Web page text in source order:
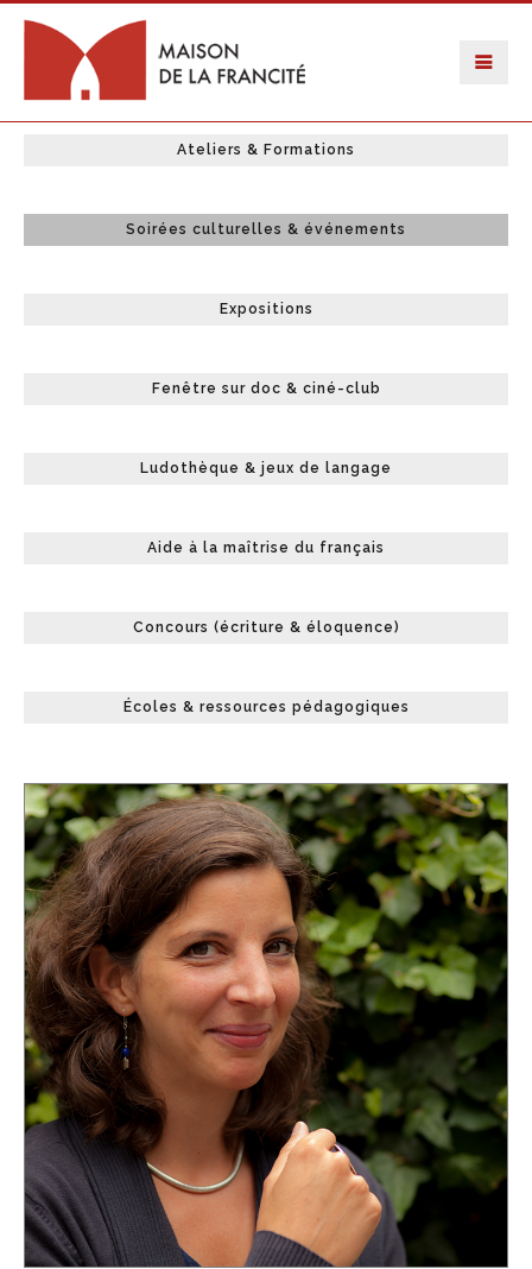
Ateliers & Formations
Soirées culturelles & événements
Expositions
Fenêtre sur doc & ciné-club
Ludothèque & jeux de langage
Aide à la maîtrise du français
Concours (écriture & éloquence)
Écoles & ressources pédagogiques